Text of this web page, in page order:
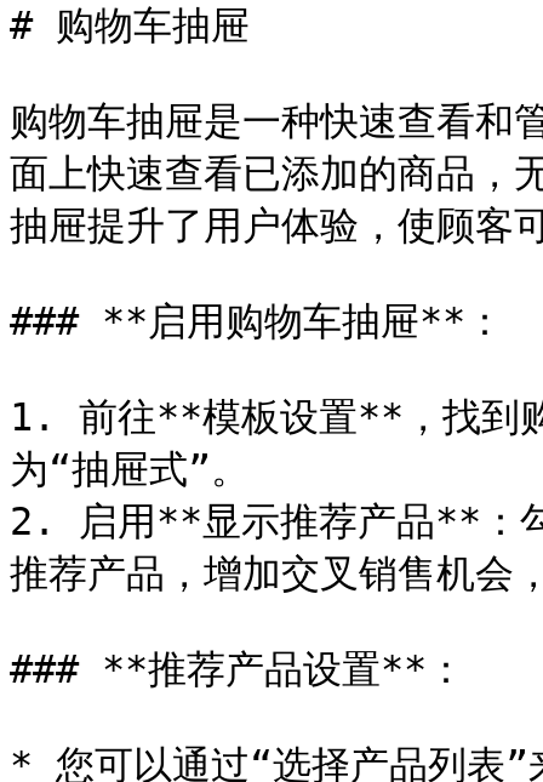
# 购物车抽屉
购物车抽屉是一种快速查看和
面上快速查看已添加的商品，
抽屉提升了用户体验，使顾客
### **启用购物车抽屉**：
1. 前往**模板设置**，找到
为“抽屉式”。
2. 启用**显示推荐产品**：
推荐产品，增加交叉销售机会
### **推荐产品设置**：
* 您可以通过“选择产品列表”